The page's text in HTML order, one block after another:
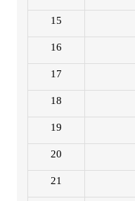
15
16
17
18
19
20
21